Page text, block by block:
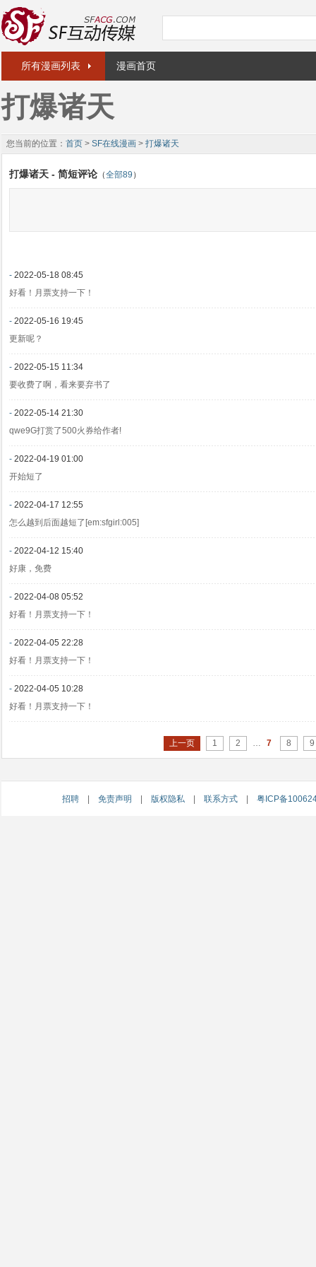
所有漫画列表 漫画首页
打爆诸天
您当前的位置： 首页 > SF在线漫画 > 打爆诸天
打爆诸天 - 简短评论 （全部89 ）
- 2022-05-18 08:45
好看！月票支持一下！
- 2022-05-16 19:45
更新呢？
- 2022-05-15 11:34
要收费了啊，看来要弃书了
- 2022-05-14 21:30
qwe9G打赏了500火券给作者!
- 2022-04-19 01:00
开始短了
- 2022-04-17 12:55
怎么越到后面越短了[em:sfgirl:005]
- 2022-04-12 15:40
好康，免费
- 2022-04-08 05:52
好看！月票支持一下！
- 2022-04-05 22:28
好看！月票支持一下！
- 2022-04-05 10:28
好看！月票支持一下！
上一页 1 2 … 7 8 9
招聘| 免责声明 版权隐私| 联系方式| 粤ICP备